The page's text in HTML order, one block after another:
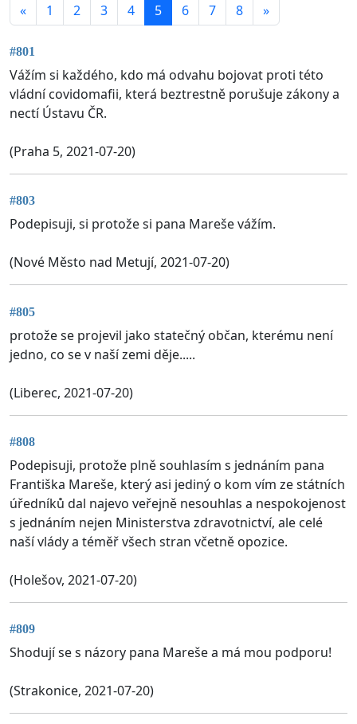
« 1 2 3 4 5 6 7 8 »
#801
Vážím si každého, kdo má odvahu bojovat proti této
vládní covidomafii, která beztrestně porušuje zákony a
nectí Ústavu ČR.
(Praha 5, 2021-07-20)
#803
Podepisuji, si protože si pana Mareše vážím.
(Nové Město nad Metují, 2021-07-20)
#805
protože se projevil jako statečný občan, kterému není
jedno, co se v naší zemi děje.....
(Liberec, 2021-07-20)
#808
Podepisuji, protože plně souhlasím s jednáním pana
Františka Mareše, který asi jediný o kom vím ze státních
úředníků dal najevo veřejně nesouhlas a nespokojenost
s jednáním nejen Ministerstva zdravotnictví, ale celé
naší vlády a téměř všech stran včetně opozice.
(Holešov, 2021-07-20)
#809
Shodují se s názory pana Mareše a má mou podporu!
(Strakonice, 2021-07-20)